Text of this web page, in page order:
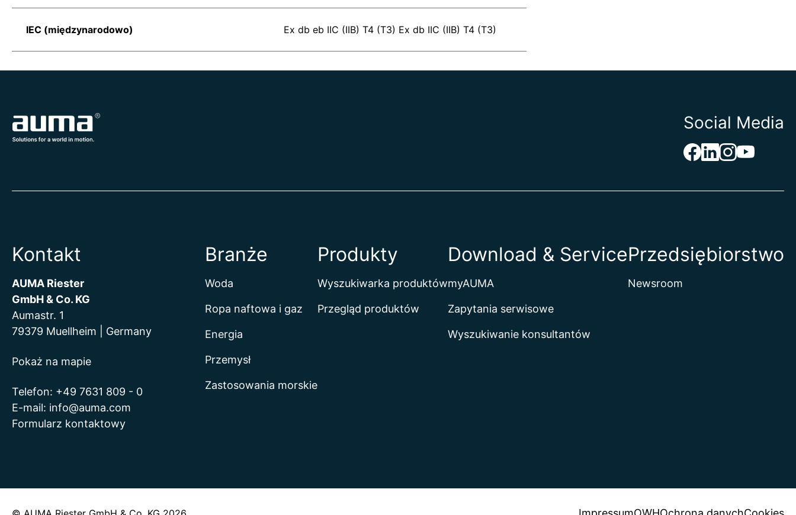
IEC (międzynarodowo) Ex db eb IIC (IIB) T4 (T3) Ex db IIC (IIB) T4 (T3)
Social Media
Kontakt
AUMA Riester
GmbH & Co. KG
Aumastr. 1
79379 Muellheim | Germany
Pokaż na mapie
Telefon: +49 7631 809 - 0
E-mail: info@auma.com
Formularz kontaktowy
Branże
Woda
Ropa naftowa i gaz
Energia
Przemysł
Zastosowania morskie
Produkty
Wyszukiwarka produktów
Przegląd produktów
Download & Service
myAUMA
Zapytania serwisowe
Wyszukiwanie konsultantów
Przedsiębiorstwo
Newsroom